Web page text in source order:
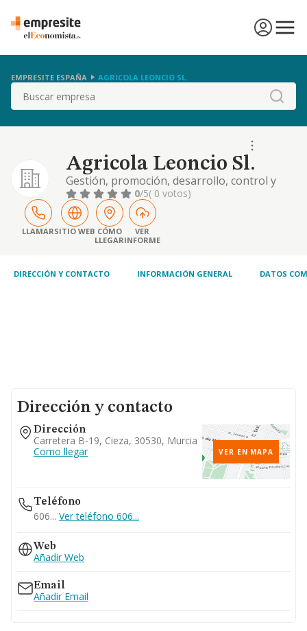
EMPRESITE ESPAÑA AGRICOLA LEONCIO SL.
Buscar
Agricola Leoncio Sl.
Gestión, promoción, desarrollo, control y
explotación de negocios agrícolas y
ganaderos; comercialización de maquinaria,
remolques, aperos, herramientas, utensilios
y materias primas relacionados con la
agricultura y la ganadería; realización de
general; instala
0/5( 0 votos)
LLAMARSITIO WEB CÓMO
LLEGAR
VER
INFORME
DIRECCIÓN Y CONTACTO INFORMACIÓN GENERAL DATOS
Dirección y contacto
Dirección
Carretera B-19, Cieza, 30530, Murcia
Como llegar
VER EN MAPA
Teléfono
606... Ver teléfono 606...
Web
Añadir Web
Email
Añadir Email